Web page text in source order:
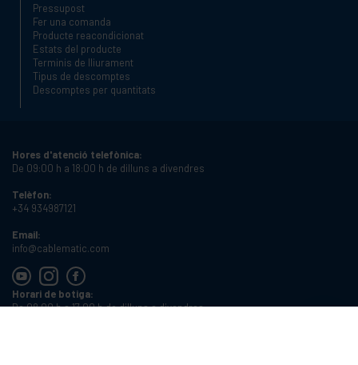
Pressupost
Fer una comanda
Producte reacondicionat
Estats del producte
Terminis de lliurament
Tipus de descomptes
Descomptes per quantitats
Hores d'atenció telefònica:
De 09:00 h a 18:00 h de dilluns a divendres
Telèfon:
+34 934987121
Email:
info@cablematic.com
Horari de botiga:
De 08:00 h a 17:00 h de dilluns a divendres